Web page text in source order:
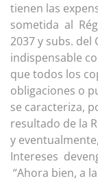
tienen las
sometida al
2037 y subs. del
indispensable
que todos los
obligaciones o
se caracteriza,
resultado de la
y
Intereses
“Ahora bien, a